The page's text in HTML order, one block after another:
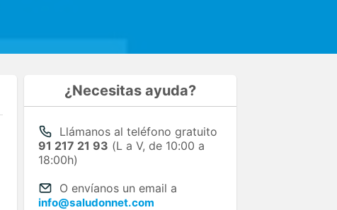
¿Necesitas ayuda?
Llámanos al teléfono gratuito
91 217 21 93 (L a V, de 10:00 a
18:00h)
O envíanos un email a
info@saludonnet.com